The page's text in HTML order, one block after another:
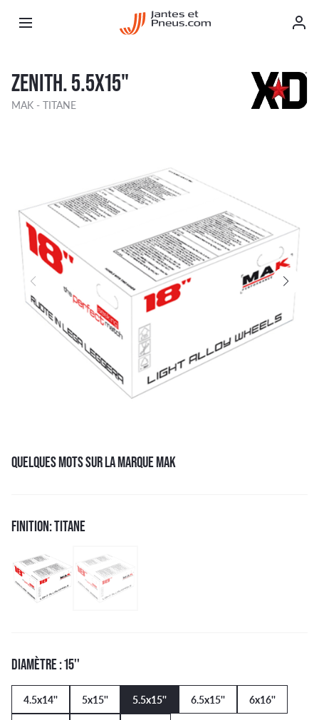
ZENITH. 5.5X15"
MAK - TITANE
QUELQUES MOTS SUR LA MARQUE MAK
FINITION: TITANE
DIAMÈTRE : 15''
4.5x14'' 5x15'' 5.5x15'' 6.5x15''
6x16''